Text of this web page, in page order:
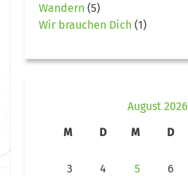
Wandern (5)
Wir brauchen Dich (1)
August 2026
M
D M D
3
4 5 6